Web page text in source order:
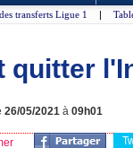
transferts Ligue 1 |
quitter
26/05/2021 à 09h01